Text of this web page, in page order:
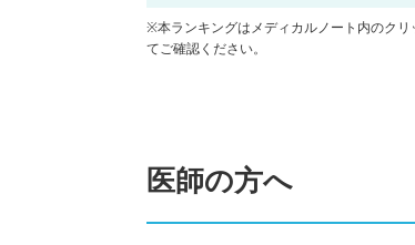
※本ランキングはメディカルノート内のク
てご確認ください。
医師の方へ